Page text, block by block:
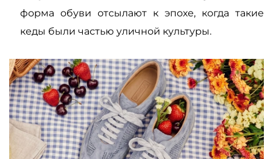
форма обуви отсылают к эпохе, когда такие
кеды были частью уличной культуры.